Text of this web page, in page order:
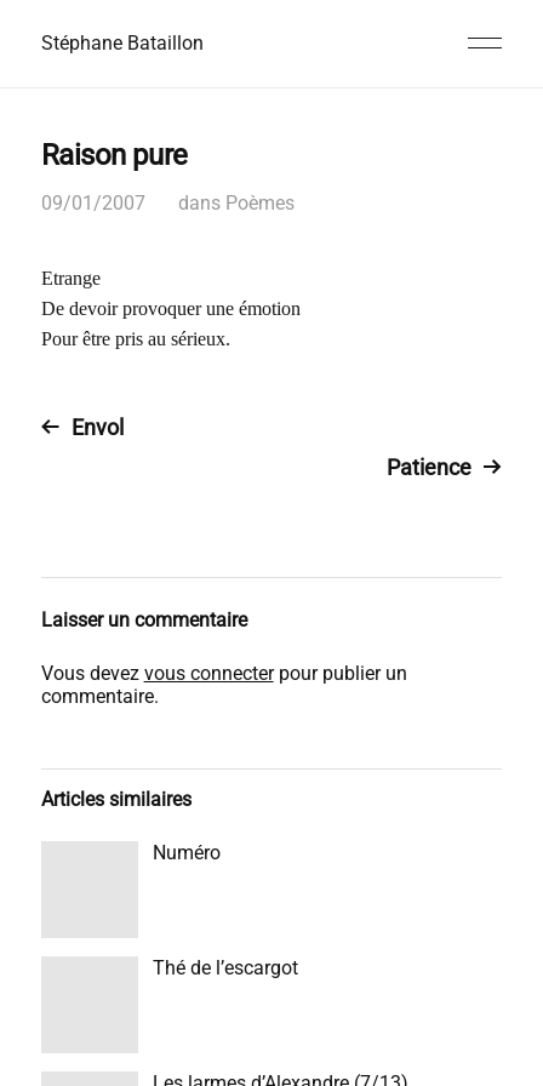
Stéphane Bataillon
Raison pure
09/01/2007 dans Poèmes
Etrange
De devoir provoquer une émotion
Pour être pris au sérieux.
Envol
Patience
Laisser un commentaire
Vous devez vous connecterpour publier un
commentaire.
Articles similaires
Numéro
Thé de l’escargot